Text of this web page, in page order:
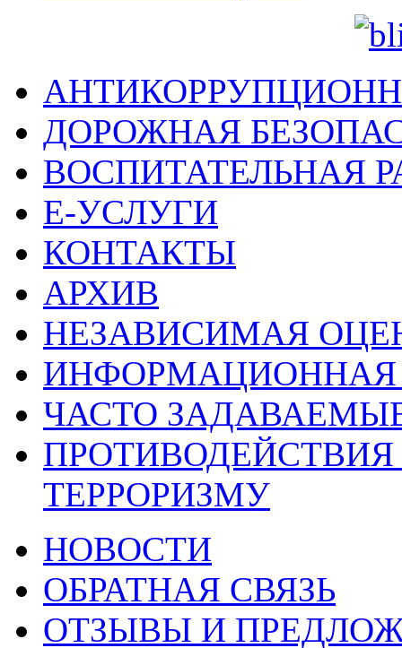
ДОРОЖНАЯ
ВОСПИТАТЕЛЬНАЯ
Е-УСЛУГИ
КОНТАКТЫ
АРХИВ
НЕЗАВИСИМАЯ
ИНФОРМАЦИОННАЯ
ЧАСТО
ТЕРРОРИЗМУ
НОВОСТИ
ОБРАТНАЯ СВЯЗЬ
ОТЗЫВЫ И